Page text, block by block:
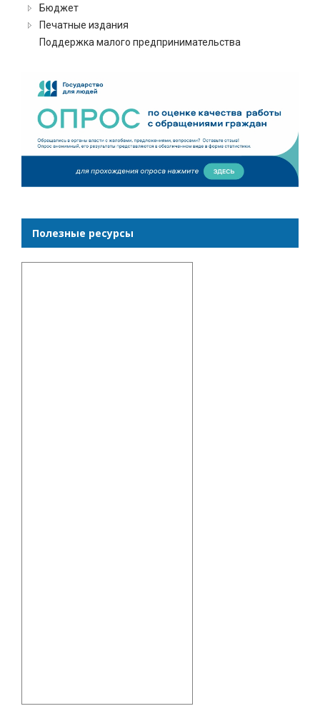
Бюджет
Печатные издания
Поддержка малого предпринимательства
Полезные ресурсы